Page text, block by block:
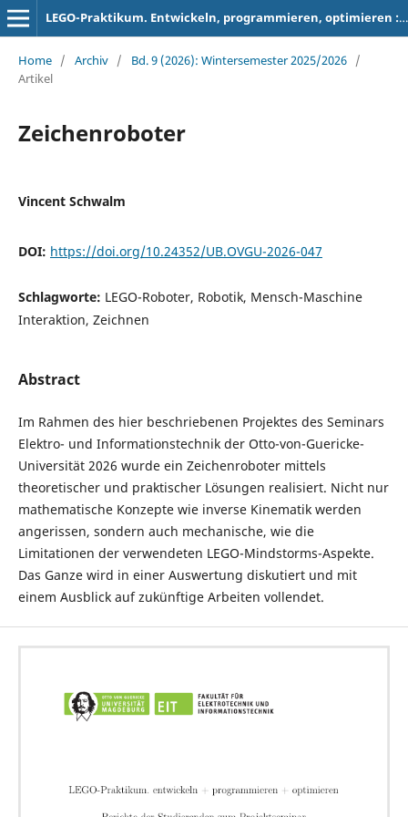
LEGO-Praktikum. Entwickeln, programmieren, optimieren : Berichte der Studierenden zum Projektseminar Elektrotechnik/Informationstechnik
Home / Archiv / Bd. 9 (2026): Wintersemester 2025/2026 /
Artikel
Zeichenroboter
Vincent Schwalm
DOI: https://doi.org/10.24352/UB.OVGU-2026-047
Schlagworte: LEGO-Roboter, Robotik, Mensch-Maschine
Interaktion, Zeichnen
Abstract
Im Rahmen des hier beschriebenen Projektes des Seminars
Elektro- und Informationstechnik der Otto-von-Guericke-
Universität 2026 wurde ein Zeichenroboter mittels
theoretischer und praktischer Lösungen realisiert. Nicht nur
mathematische Konzepte wie inverse Kinematik werden
angerissen, sondern auch mechanische, wie die
Limitationen der verwendeten LEGO-Mindstorms-Aspekte.
Das Ganze wird in einer Auswertung diskutiert und mit
einem Ausblick auf zukünftige Arbeiten vollendet.